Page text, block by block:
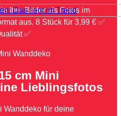
Das liegt im Trend
Ihre Bilder als Fotos im
aus. 8 Stück für 3,99 € ✅
✅
Wanddeko
cm Mini
Lieblingsfotos
Wanddeko für deine